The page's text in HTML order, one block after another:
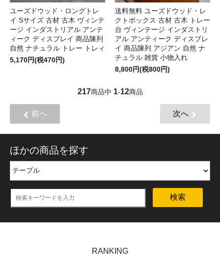
ユーズドウッド・ロングトレ
イ Sサイズ 古材 古木 ヴィンテ
ージ インダストリアル アンテ
ィーク ディスプレイ 商品陳列
自然 ナチュラル トレー トレィ
5,170円(税470円)
送料無料 ユーズドウッド・レ
クトボックス 古材 古木 トレー
台 ヴィンテージ インダストリ
アル アンティーク ディスプレ
イ 商品陳列 アジアン 自然 ナ
チュラル 雑貨 小物入れ
8,800円(税800円)
217商品中 1-12商品
前へ 次へ
ほかの商品を探す
検索
RANKING